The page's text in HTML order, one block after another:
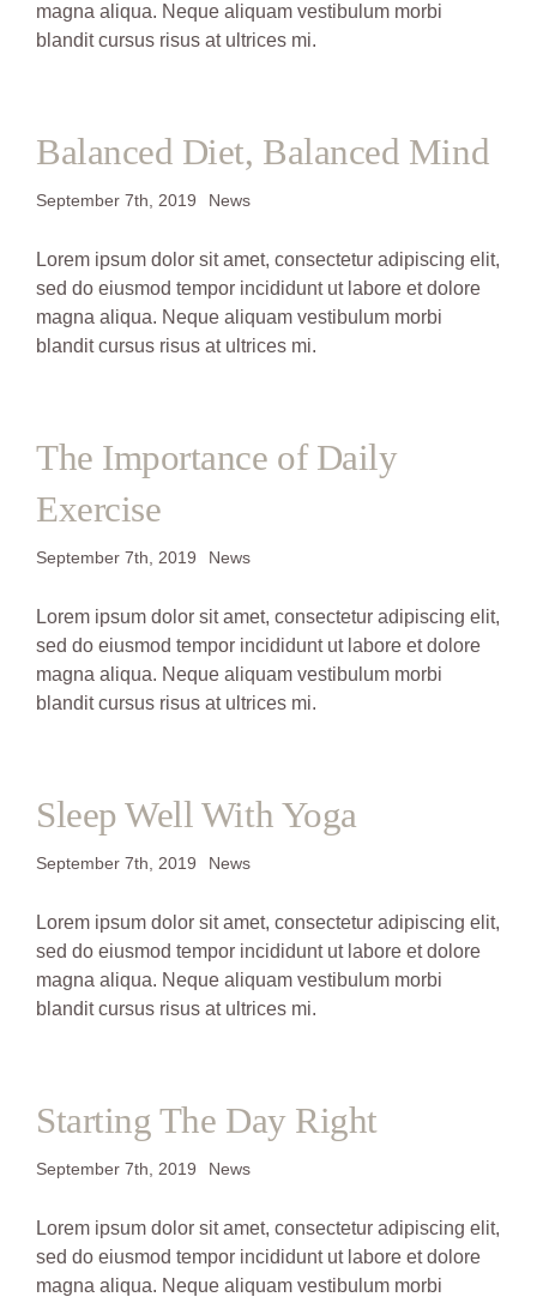
magna aliqua. Neque aliquam vestibulum morbi
blandit cursus risus at ultrices mi.
Balanced Diet, Balanced Mind
September 7th, 2019 News
Lorem ipsum dolor sit amet, consectetur adipiscing elit,
sed do eiusmod tempor incididunt ut labore et dolore
magna aliqua. Neque aliquam vestibulum morbi
blandit cursus risus at ultrices mi.
The Importance of Daily
Exercise
September 7th, 2019 News
Lorem ipsum dolor sit amet, consectetur adipiscing elit,
sed do eiusmod tempor incididunt ut labore et dolore
magna aliqua. Neque aliquam vestibulum morbi
blandit cursus risus at ultrices mi.
Sleep Well With Yoga
September 7th, 2019 News
Lorem ipsum dolor sit amet, consectetur adipiscing elit,
sed do eiusmod tempor incididunt ut labore et dolore
magna aliqua. Neque aliquam vestibulum morbi
blandit cursus risus at ultrices mi.
Starting The Day Right
September 7th, 2019 News
Lorem ipsum dolor sit amet, consectetur adipiscing elit,
sed do eiusmod tempor incididunt ut labore et dolore
magna aliqua. Neque aliquam vestibulum morbi